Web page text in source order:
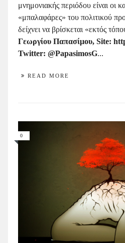
μνημονιακής περιόδου είναι οι
«μπαλαφάρες» του πολιτικού
δείχνει να βρίσκεται «εκτός
Γεωργίου Παπασίμου, Site:
Twitter: @PapasimosG...
READ MORE
0